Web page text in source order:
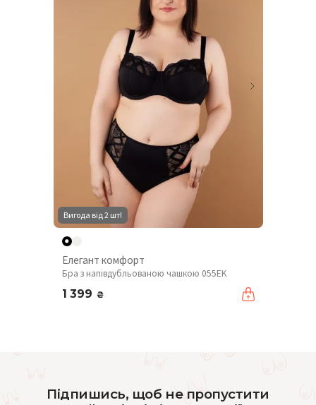
Вигода від 2 шт!
Елегант комфорт
Бра з напівдубльованою чашкою 055EK
1 399 ₴
Підпишись, щоб не пропустити